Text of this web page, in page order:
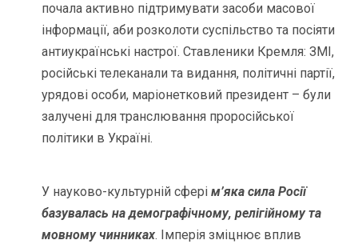
почала активно підтримувати засоби масової
інформації, аби розколоти суспільство та посіяти
антиукраїнські настрої. Ставленики Кремля: ЗМІ,
російські телеканали та видання, політичні партії,
урядові особи, маріонетковий президент – були
залучені для транслювання проросійської
політики в Україні.
У науково-культурній сферім’яка сила Росії
базувалась на демографічному, релігійному та
мовному чинниках. Імперія зміцнює вплив